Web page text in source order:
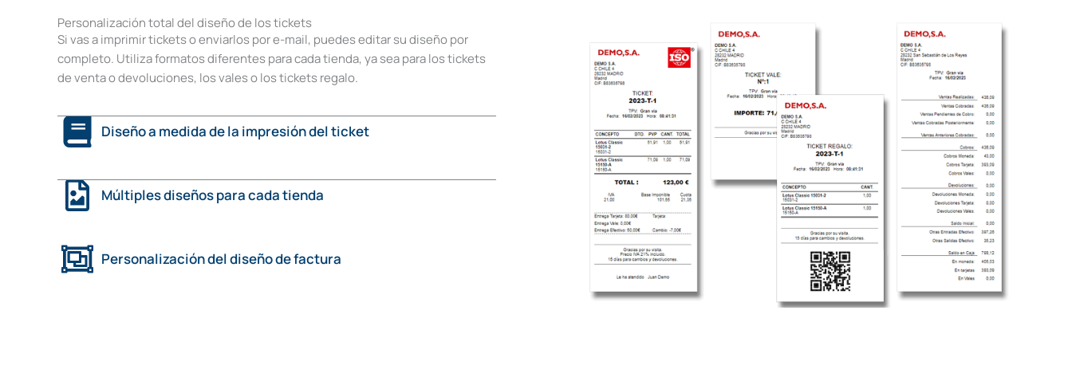
Personalización total del diseño de los tickets
Si vas a imprimir tickets o enviarlos por e-mail, puedes editar su diseño por
completo. Utiliza formatos diferentes para cada tienda, ya sea para los tickets
de venta o devoluciones, los vales o los tickets regalo.
Diseño a medida de la impresión del ticket
Múltiples diseños para cada tienda
Personalización del diseño de factura